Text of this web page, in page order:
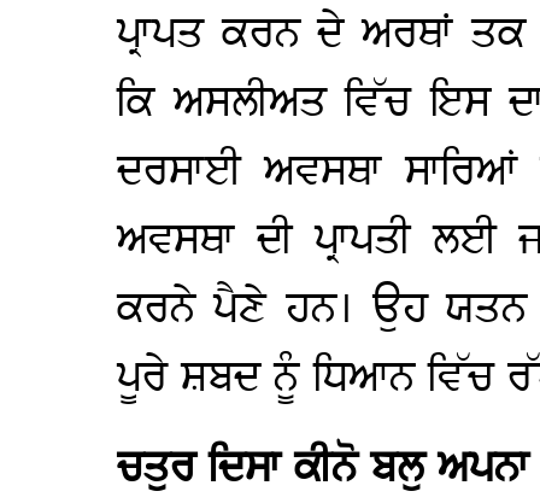
ਪ੍ਰਾਪਤ ਕਰਨ ਦੇ ਅਰਥਾਂ
ਕਿ ਅਸਲੀਅਤ ਵਿੱਚ ਇਸ
ਦਰਸਾਈ ਅਵਸਥਾ
ਅਵਸਥਾ ਦੀ ਪ੍ਰਾਪਤੀ
ਕਰਨੇ ਪੈਣੇ ਹਨ। ਉਹ
ਪੂਰੇ ਸ਼ਬਦ ਨੂੰ ਧਿਆਨ ਵਿੱਚ
ਚਤੁਰ ਦਿਸਾ ਕੀਨੋ ਬਲੁ